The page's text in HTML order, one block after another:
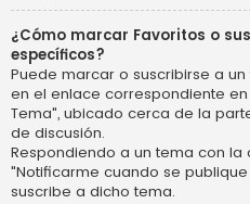
¿Cómo marcar Favoritos o
específicos?
Puede marcar o suscribirse a
en el enlace correspondiente
Tema", ubicado cerca de la
de discusión.
Respondiendo a un tema con
"Notificarme cuando se
suscribe a dicho tema.